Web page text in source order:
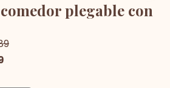
plegable con